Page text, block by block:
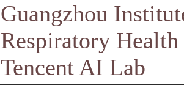
Guangzhou
Respiratory Health
Tencent AI Lab